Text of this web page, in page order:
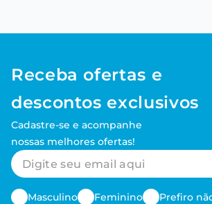
Receba ofertas e
descontos exclusivos
Cadastre-se e acompanhe
nossas melhores ofertas!
Masculino Feminino Prefiro